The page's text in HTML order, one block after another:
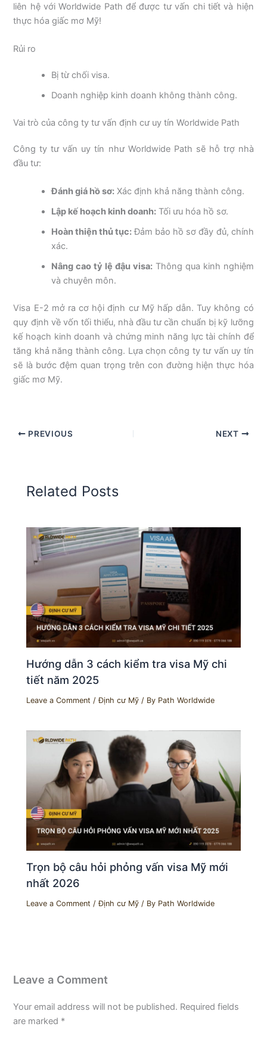
liên hệ với Worldwide Path để được tư vấn chi tiết và hiện
thực hóa giấc mơ Mỹ!
Rủi ro
Bị từ chối visa.
Doanh nghiệp kinh doanh không thành công.
Vai trò của công ty tư vấn định cư uy tín Worldwide Path
Công ty tư vấn uy tín như Worldwide Path sẽ hỗ trợ nhà
đầu tư:
Đánh giá hồ sơ: Xác định khả năng thành công.
Lập kế hoạch kinh doanh: Tối ưu hóa hồ sơ.
Hoàn thiện thủ tục:Đảm bảo hồ sơ đầy đủ, chính
xác.
Nâng cao tỷ lệ đậu visa:Thông qua kinh nghiệm
và chuyên môn.
Visa E-2 mở ra cơ hội định cư Mỹ hấp dẫn. Tuy không có
quy định về vốn tối thiểu, nhà đầu tư cần chuẩn bị kỹ lưỡng
kế hoạch kinh doanh và chứng minh năng lực tài chính để
tăng khả năng thành công. Lựa chọn công ty tư vấn uy tín
sẽ là bước đệm quan trọng trên con đường hiện thực hóa
giấc mơ Mỹ.
PREVIOUS NEXT
Related Posts
Hướng dẫn 3 cách kiểm tra visa Mỹ chi
tiết năm 2025
Leave a Comment /Định cư Mỹ / By Path Worldwide
Trọn bộ câu hỏi phỏng vấn visa Mỹ mới
nhất 2026
Leave a Comment /Định cư Mỹ / By Path Worldwide
Leave a Comment
Your email address will not be published. Required fields
are marked *